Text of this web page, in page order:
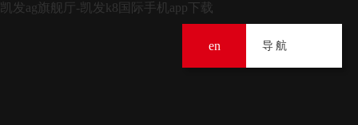
en 导航
凯发ag旗舰厅-凯发k8国际手机app下载